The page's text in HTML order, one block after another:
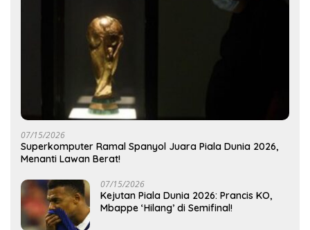
07/15/2026
Superkomputer Ramal Spanyol Juara Piala Dunia 2026,
Menanti Lawan Berat!
07/15/2026
Kejutan Piala Dunia 2026: Prancis KO,
Mbappe ‘Hilang’ di Semifinal!